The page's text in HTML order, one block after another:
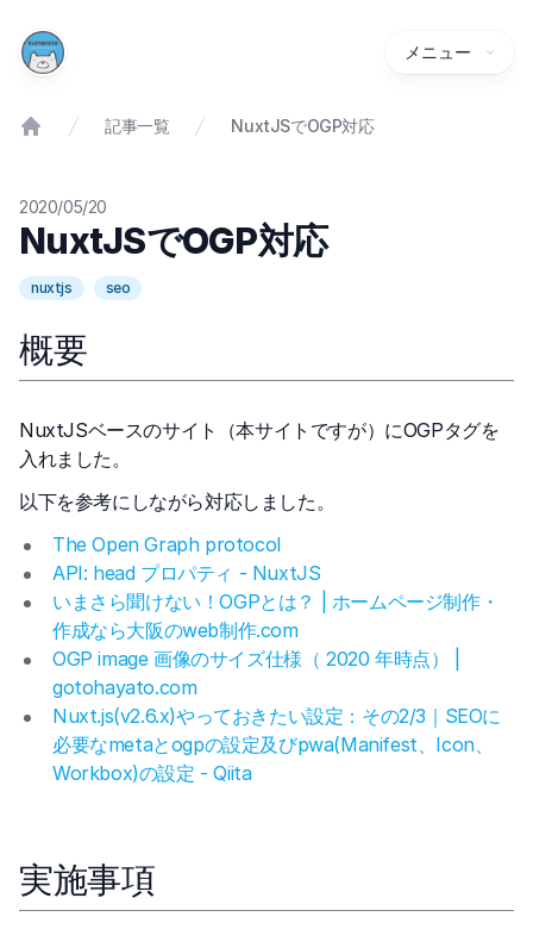
メニュー
記事一覧 NuxtJSでOGP対応
2020/05/20
NuxtJSでOGP対応
nuxtjs seo
概要
NuxtJSベースのサイト（本サイトですが）にOGPタグを
入れました。
以下を参考にしながら対応しました。
The Open Graph protocol
API: head プロパティ - NuxtJS
いまさら聞けない！OGPとは？ | ホームページ制作・
作成なら大阪のweb制作.com
OGP image 画像のサイズ仕様（ 2020 年時点） |
gotohayato.com
Nuxt.js(v2.6.x)やっておきたい設定：その2/3｜SEOに
必要なmetaとogpの設定及びpwa(Manifest、Icon、
Workbox)の設定 - Qiita
実施事項